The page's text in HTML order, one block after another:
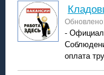
-
оплата